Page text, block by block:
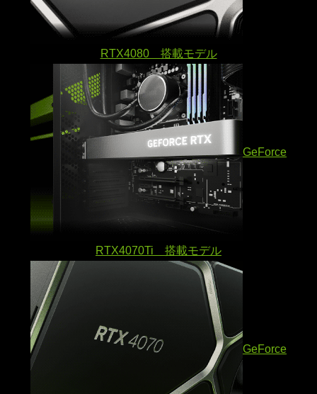
RTX4080 搭載モデル
GeForce
RTX4070Ti 搭載モデル
GeForce